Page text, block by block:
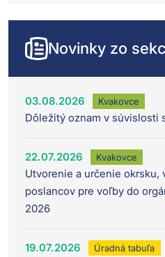
Novinky zo
03.08.2026 Kvakovce
Dôležitý oznam v súvislosti
22.07.2026 Kvakovce
Utvorenie a určenie okrsku,
poslancov pre voľby do
2026
19.07.2026 Úradná tabuľa